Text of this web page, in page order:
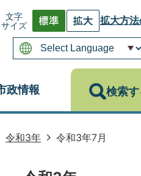
文字
サイズ
拡大方
政情報 検索す
令和3年 令和3年7月